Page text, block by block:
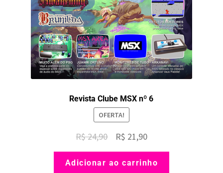
Revista Clube MSX nº 6
OFERTA!
R$24,90
preço
original
R$ 21,90O
preço
atual
Adicionar ao carrinho